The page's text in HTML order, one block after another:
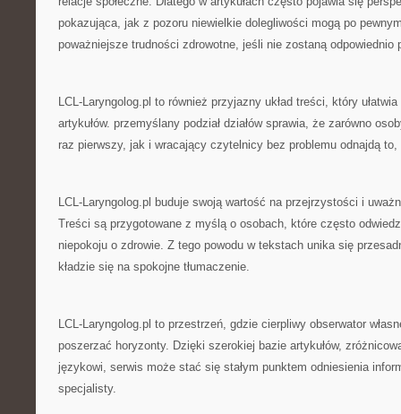
pokazująca, jak z pozoru niewielkie dolegliwości mogą po
poważniejsze trudności zdrowotne, jeśli nie zostaną odpowiednio
LCL-Laryngolog.pl to również przyjazny układ treści, który
artykułów. przemyślany podział działów sprawia, że zarówno
raz pierwszy, jak i wracający czytelnicy bez problemu odnajdą
LCL-Laryngolog.pl buduje swoją wartość na przejrzystości i
Treści są przygotowane z myślą o osobach, które często
niepokoju o zdrowie. Z tego powodu w tekstach unika się
kładzie się na spokojne tłumaczenie.
LCL-Laryngolog.pl to przestrzeń, gdzie cierpliwy obserwator
poszerzać horyzonty. Dzięki szerokiej bazie artykułów,
językowi, serwis może stać się stałym punktem odniesienia
specjalisty.